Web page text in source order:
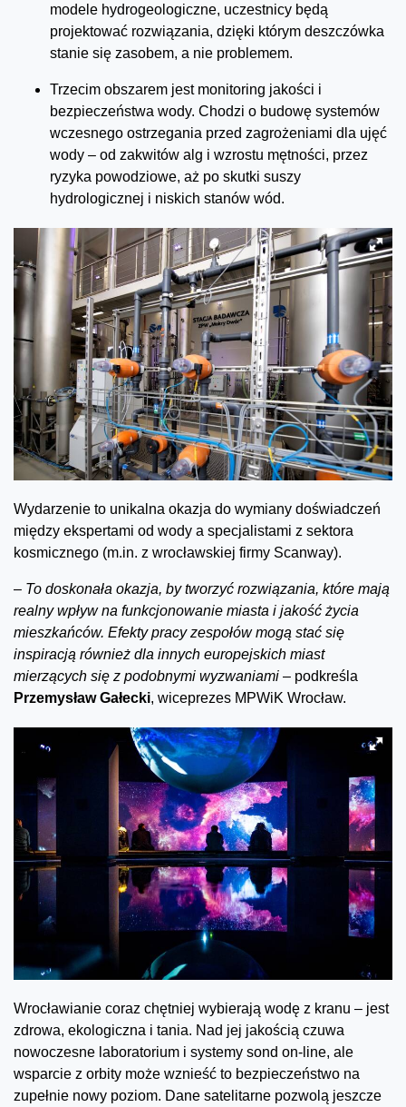
modele hydrogeologiczne, uczestnicy będą
projektować rozwiązania, dzięki którym deszczówka
stanie się zasobem, a nie problemem.
Trzecim obszarem jest monitoring jakości i
bezpieczeństwa wody. Chodzi o budowę systemów
wczesnego ostrzegania przed zagrożeniami dla ujęć
wody – od zakwitów alg i wzrostu mętności, przez
ryzyka powodziowe, aż po skutki suszy
hydrologicznej i niskich stanów wód.
Wydarzenie to unikalna okazja do wymiany doświadczeń
między ekspertami od wody a specjalistami z sektora
kosmicznego (m.in. z wrocławskiej firmy Scanway).
– To doskonała okazja, by tworzyć rozwiązania, które mają
realny wpływ na funkcjonowanie miasta i jakość życia
mieszkańców. Efekty pracy zespołów mogą stać się
inspiracją również dla innych europejskich miast
mierzących się z podobnymi wyzwaniami – podkreśla
Przemysław Gałecki, wiceprezes MPWiK Wrocław.
Wrocławianie coraz chętniej wybierają wodę z kranu – jest
zdrowa, ekologiczna i tania. Nad jej jakością czuwa
nowoczesne laboratorium i systemy sond on-line, ale
wsparcie z orbity może wznieść to bezpieczeństwo na
zupełnie nowy poziom. Dane satelitarne pozwolą jeszcze